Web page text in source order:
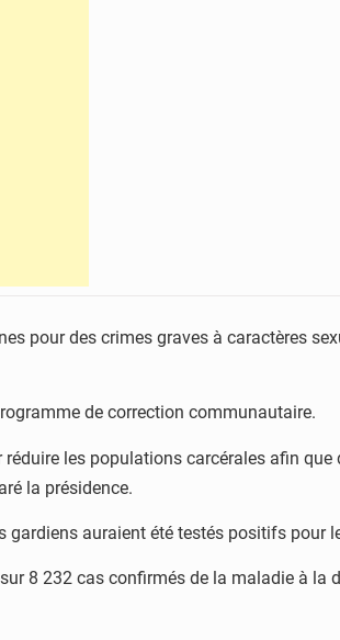
pour des crimes graves à caractères
de correction communautaire.
les populations carcérales afin
la présidence.
gardiens auraient été testés positifs pour
8 232 cas confirmés de la maladie à la